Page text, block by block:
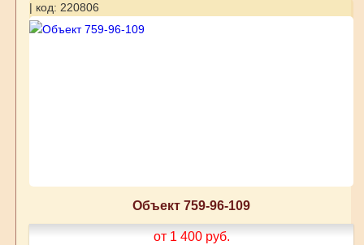
| код: 220806
Объект 759-96-109
от 1 400 руб.